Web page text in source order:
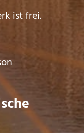
ist frei.